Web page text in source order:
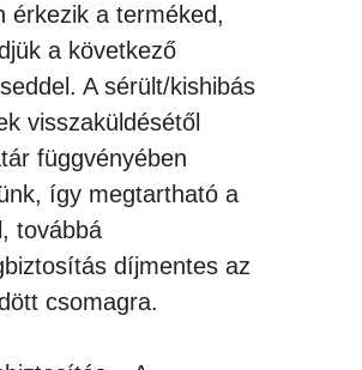
érkezik a terméked,
a következő
A sérült/kishibás
visszaküldésétől
függvényében
így megtartható a
továbbá
díjmentes az
csomagra.